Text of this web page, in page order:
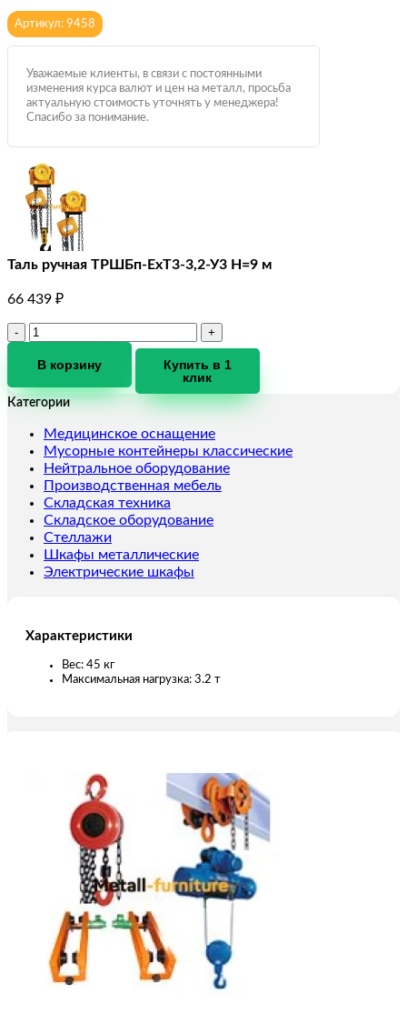
Артикул: 9458
Уважаемые клиенты, в связи с постоянными
изменения курса валют и цен на металл, просьба
актуальную стоимость уточнять у менеджера!
Спасибо за понимание.
Таль ручная ТРШБп-ЕхТ3-3,2-У3 Н=9 м
66 439 ₽
Количество
Таль
ТРШБп-
3,2-
У3
Н=9
м
В корзину
Купить в 1
клик
Категории
Медицинское оснащение
Мусорные контейнеры классические
Нейтральное оборудование
Производственная мебель
Складская техника
Складское оборудование
Стеллажи
Шкафы металлические
Электрические шкафы
Характеристики
Вес: 45 кг
Максимальная нагрузка: 3.2 т